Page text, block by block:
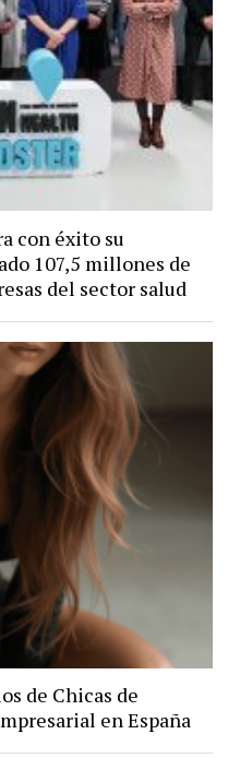
con éxito su
107,5 millones de
del sector salud
de Chicas de
en España